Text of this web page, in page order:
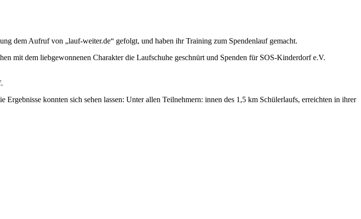
dem Aufruf von „lauf-weiter.de“ gefolgt, und haben ihr Training zum Spendenlauf gemacht.
mit dem liebgewonnenen Charakter die Laufschuhe geschnürt und Spenden für SOS-Kinderdorf e.V.
konnten sich sehen lassen: Unter allen Teilnehmern: innen des 1,5 km Schülerlaufs, erreichten in ihrer